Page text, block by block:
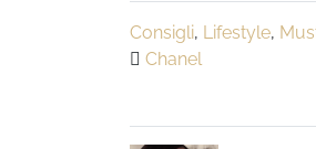
Consigli, Lifestyle,
Chanel